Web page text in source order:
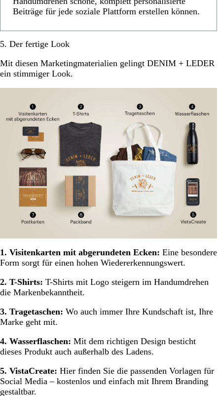
Beiträge für jede soziale Plattform erstellen können.
5. Der fertige Look
Mit diesen Marketingmaterialien gelingt DENIM + LEDER
ein stimmiger Look.
1. Visitenkarten mit abgerundeten Ecken: Eine besondere
Form sorgt für einen hohen Wiedererkennungswert.
2. T-Shirts: T-Shirts mit Logo steigern im Handumdrehen
die Markenbekanntheit.
3. Tragetaschen: Wo auch immer Ihre Kundschaft ist, Ihre
Marke geht mit.
4. Wasserflaschen: Mit dem richtigen Design besticht
dieses Produkt auch außerhalb des Ladens.
5. VistaCreate: Hier finden Sie die passenden Vorlagen für
Social Media – kostenlos und einfach mit Ihrem Branding
gestaltbar.